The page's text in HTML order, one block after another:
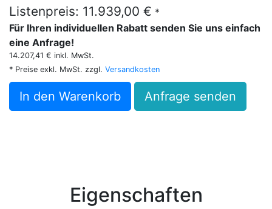
Listenpreis: 11.939,00 € *
Für Ihren individuellen Rabatt senden Sie uns einfach
eine Anfrage!
14.207,41 € inkl. MwSt.
* Preise exkl. MwSt. zzgl. Versandkosten
In den Warenkorb Anfrage senden
Eigenschaften